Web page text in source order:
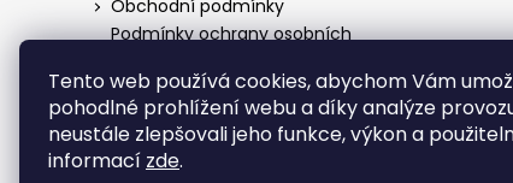
Tento web používá cookies, abychom Vám
pohodlné prohlížení webu a díky analýze
neustále zlepšovali jeho funkce, výkon a
informací zde.
Obchodní podmínky
Podmínky ochrany osobních
Máte nějaké otázky ?